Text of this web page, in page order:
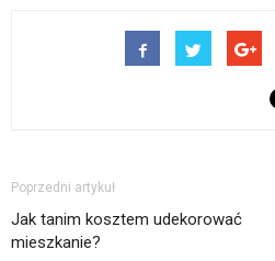
Poprzedni artykuł
Jak tanim kosztem udekorować
mieszkanie?